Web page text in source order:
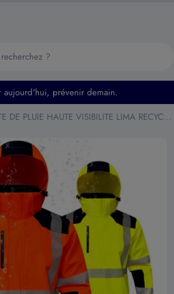
aujourd'hui, prévenir demain.
VESTE DE PLUIE HAUTE VISIBILITE LIMA RECYCLEE
modal